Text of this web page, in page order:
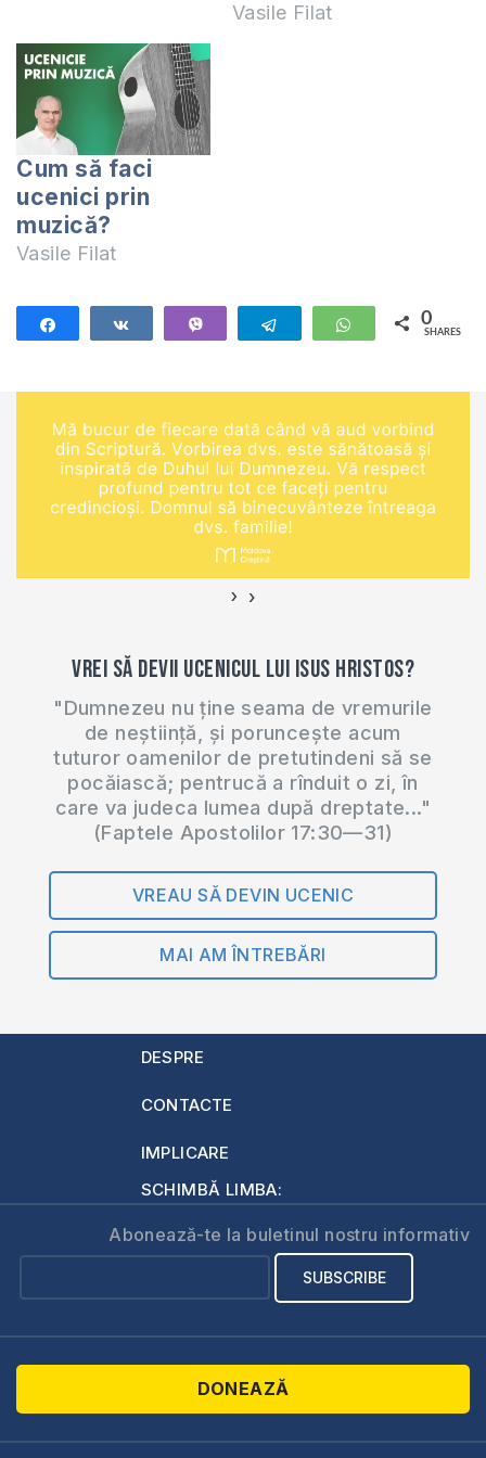
Vasile Filat
Cum să faci
ucenici prin
muzică?
Vasile Filat
Telegram WhatsApp
0
SHARES
‹ ›
Vrei să devii ucenicul lui Isus Hristos?
"Dumnezeu nu ține seama de vremurile
de neștiință, și poruncește acum
tuturor oamenilor de pretutindeni să se
pocăiască; pentrucă a rînduit o zi, în
care va judeca lumea după dreptate..."
(Faptele Apostolilor 17:30—31)
VREAU SĂ DEVIN UCENIC
MAI AM ÎNTREBĂRI
DESPRE
CONTACTE
IMPLICARE
SCHIMBĂ LIMBA:
Abonează-te la buletinul nostru informativ
DONEAZĂ